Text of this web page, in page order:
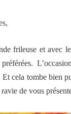
frileuse et avec
préférées.
Et cela tombe bien
de vous